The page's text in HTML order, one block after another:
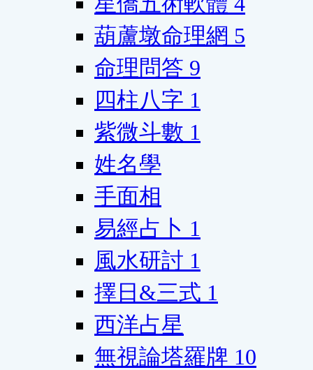
葫蘆墩命理網 5
命理問答 9
四柱八字 1
紫微斗數 1
姓名學
手面相
易經占卜 1
風水研討 1
擇日&三式 1
西洋占星
無視論塔羅牌 10